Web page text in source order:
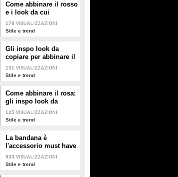
Come abbinare il rosso
e i look da cui
prendere ispirazione
178 VISUALIZZAZIONI
Stile e trend
Gli inspo look da
copiare per abbinare il
giallo
131 VISUALIZZAZIONI
Stile e trend
Come abbinare il rosa:
gli inspo look da
copiare
125 VISUALIZZAZIONI
Stile e trend
La bandana è
l'accessorio must have
dell'estate 2026: i
modelli di tendenza
933 VISUALIZZAZIONI
Stile e trend